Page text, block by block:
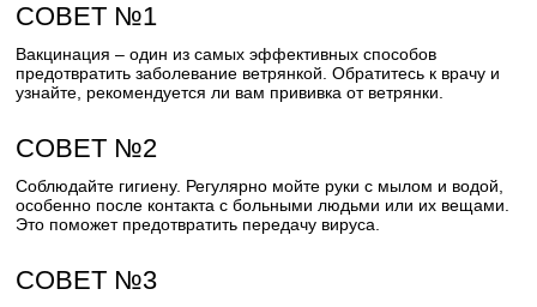
СОВЕТ №1
Вакцинация – один из самых эффективных способов
предотвратить заболевание ветрянкой. Обратитесь к врачу и
узнайте, рекомендуется ли вам прививка от ветрянки.
СОВЕТ №2
Соблюдайте гигиену. Регулярно мойте руки с мылом и водой,
особенно после контакта с больными людьми или их вещами.
Это поможет предотвратить передачу вируса.
СОВЕТ №3